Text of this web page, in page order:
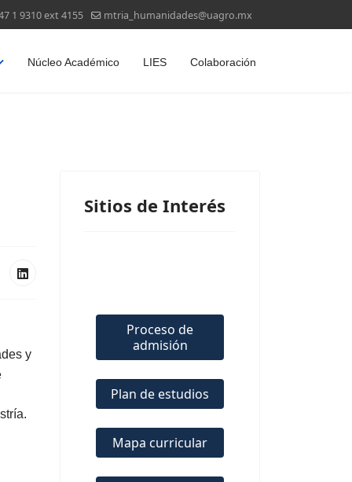
1 9310 ext 4155 mtria_humanidades@uagro.mx
Núcleo Académico LIES Colaboración
y
Sitios de Interés
Proceso de
admisión
Plan de estudios
Mapa curricular